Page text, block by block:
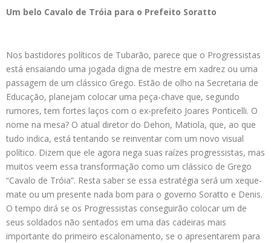
Um belo Cavalo de Tróia para o Prefeito Soratto
Nos bastidores políticos de Tubarão, parece que o Progressistas
está ensaiando uma jogada digna de mestre em xadrez ou uma
passagem de um clássico Grego. Estão de olho na Secretaria de
Educação, planejam colocar uma peça-chave que, segundo
rumores, tem fortes laços com o ex-prefeito Joares Ponticelli. O
nome na mesa? O atual diretor do Dehon, Matiola, que, ao que
tudo indica, está tentando se reinventar com um novo visual
político. Dizem que ele agora nega suas raízes progressistas, mas
muitos veem essa transformação como um clássico de Grego
“Cavalo de Tróia”. Resta saber se essa estratégia será um xeque-
mate ou um presente nada bom para o governo Soratto e Denis.
O tempo dirá se os Progressistas conseguirão colocar um de
seus soldados não sentados em uma das cadeiras mais
importante do primeiro escalonamento, se o apresentarem para